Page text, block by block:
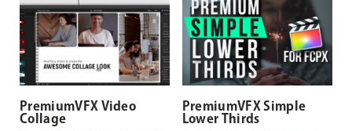
PremiumVFX Video
Collage
PremiumVFX Simple
Lower Thirds